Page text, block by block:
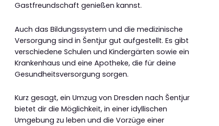
Gastfreundschaft genießen kannst.
Auch das Bildungssystem und die medizinische
Versorgung sind in Šentjur gut aufgestellt. Es gibt
verschiedene Schulen und Kindergärten sowie ein
Krankenhaus und eine Apotheke, die für deine
Gesundheitsversorgung sorgen.
Kurz gesagt, ein Umzug von Dresden nach Šentjur
bietet dir die Möglichkeit, in einer idyllischen
Umgebung zu leben und die Vorzüge einer